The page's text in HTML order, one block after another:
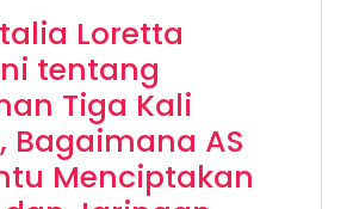
Loretta
tentang
Tiga Kali
Bagaimana AS
Menciptakan